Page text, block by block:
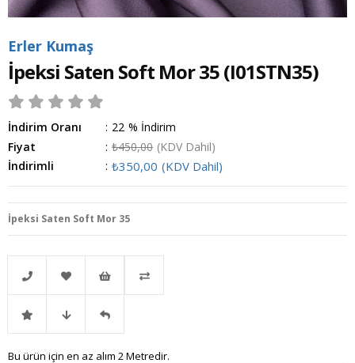
Erler Kumaş
İpeksi Saten Soft Mor 35(I01STN35)
İndirim Oranı : %
22
İndirim
Fiyat
: ₺450,00 (KDV Dahil)
İndirimli
: ₺350,00 (KDV Dahil)
İpeksi Saten Soft Mor 35
Telefonla
Sipariş
Favorilere
Ekle
İstek
Listeme
İndirimli Fiyat Gelince
Bu ürün için en az alım 2 Metredir.